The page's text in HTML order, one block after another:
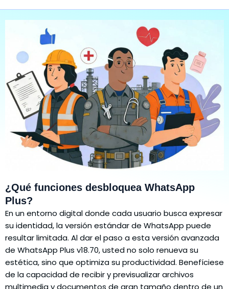
¿Qué funciones desbloquea WhatsApp
Plus?
En un entorno digital donde cada usuario busca expresar
su identidad, la versión estándar de WhatsApp puede
resultar limitada. Al dar el paso a esta versión avanzada
de WhatsApp Plus v18.70, usted no solo renueva su
estética, sino que optimiza su productividad. Benefíciese
de la capacidad de recibir y previsualizar archivos
multimedia y documentos de gran tamaño dentro de un